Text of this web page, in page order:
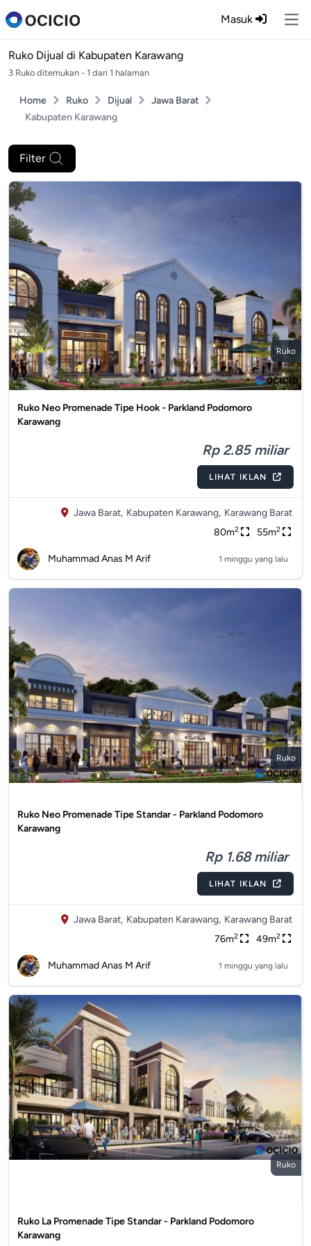
Masuk
Ruko Dijual di Kabupaten Karawang
3 Ruko ditemukan - 1 dari 1 halaman
Home Ruko Dijual
Jawa Barat
Kabupaten Karawang
Filter
Ruko
Ruko Neo Promenade Tipe Hook - Parkland Podomoro
Karawang
Rp 2.85 miliar
LIHAT IKLAN
Jawa Barat, Kabupaten Karawang, Karawang Barat
80m2 55m2
Muhammad Anas M Arif 1 minggu yang lalu
Ruko
Ruko Neo Promenade Tipe Standar - Parkland Podomoro
Karawang
Rp 1.68 miliar
LIHAT IKLAN
Jawa Barat, Kabupaten Karawang, Karawang Barat
76m2 49m2
Muhammad Anas M Arif 1 minggu yang lalu
Ruko
Ruko La Promenade Tipe Standar - Parkland Podomoro
Karawang